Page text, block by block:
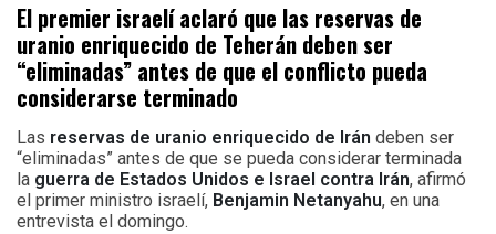
El premier israelí aclaró que las reservas de
uranio enriquecido de Teherán deben ser
“eliminadas” antes de que el conflicto pueda
considerarse terminado
Las reservas de uranio enriquecido de Irán deben ser
“eliminadas” antes de que se pueda considerar terminada
la guerra de Estados Unidos e Israel contra Irán, afirmó
el primer ministro israelí, Benjamin Netanyahu, en una
entrevista el domingo.